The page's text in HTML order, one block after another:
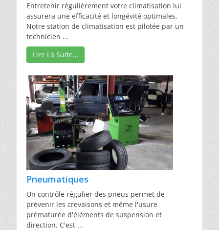
Entretenir régulièrement votre climatisation lui
assurera une efficacité et longévité optimales.
Notre station de climatisation est pilotée par un
technicien ...
Lire La Suite…
Pneumatiques
Un contrôle régulier des pneus permet de
prévenir les crevaisons et même l'usure
prématurée d'éléments de suspension et
direction. C'est ...